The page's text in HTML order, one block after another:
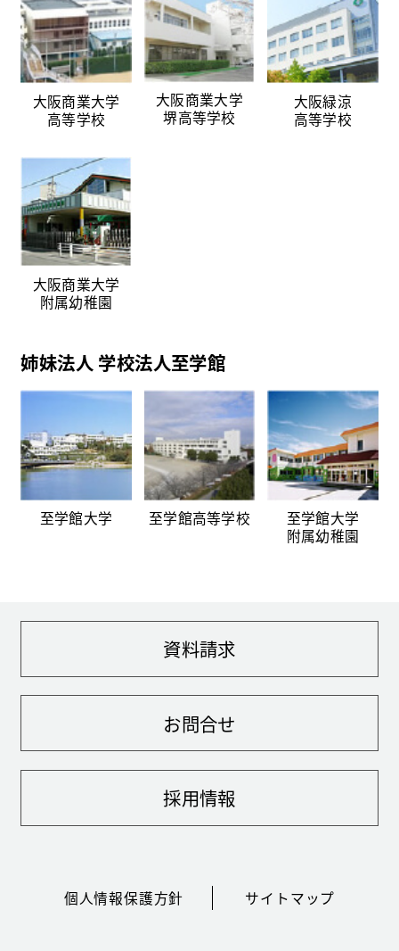
大阪商業大学
高等学校
大阪商業大学
堺高等学校
大阪緑涼
高等学校
大阪商業大学
附属幼稚園
姉妹法人 学校法人至学館
至学館大学 至学館高等学校
至学館大学
附属幼稚園
個人情報保護方針 サイトマップ
資料請求
お問合せ
採用情報